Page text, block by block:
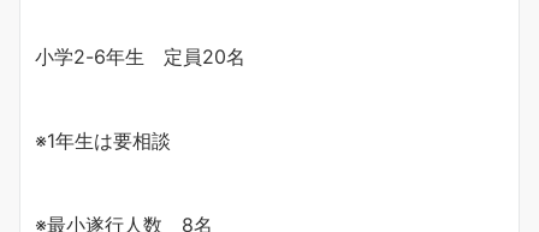
小学2-6年生 定員20名
※1年生は要相談
※最小遂行人数 8名